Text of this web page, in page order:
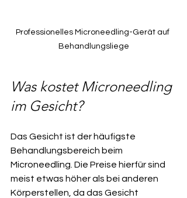
Professionelles Microneedling-Gerät auf
Behandlungsliege
Was kostet Microneedling
im Gesicht?
Das Gesicht ist der häufigste
Behandlungsbereich beim
Microneedling. Die Preise hierfür sind
meist etwas höher als bei anderen
Körperstellen, da das Gesicht